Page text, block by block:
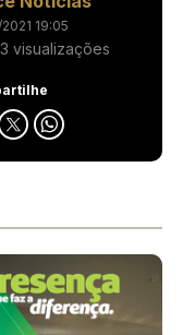
19:05
visualizações